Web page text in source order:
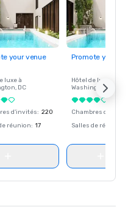
your venue
luxe à
, DC
d'invités: 220
réunion: 17
Promote your
Hôtel de luxe à
Washington
Chambres
Salles de réunion